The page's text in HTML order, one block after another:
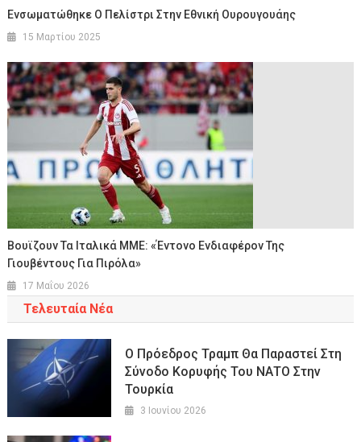
Eνσωματώθηκε Ο Πελίστρι Στην Εθνική Ουρουγουάης
15 Μαρτίου 2025
Βουϊζουν Τα Ιταλικά ΜΜΕ: «Έντονο Ενδιαφέρον Της
Γιουβέντους Για Πιρόλα»
17 Μαΐου 2026
Τελευταία Νέα
Ο Πρόεδρος Τραμπ Θα Παραστεί Στη
Σύνοδο Κορυφής Του ΝΑΤΟ Στην
Τουρκία
3 Ιουνίου 2026